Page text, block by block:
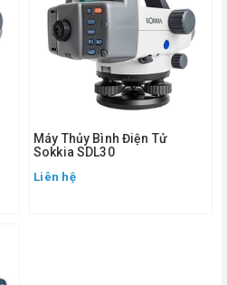
Máy Thủy Bình Điện Tử
Sokkia SDL30
Liên hệ